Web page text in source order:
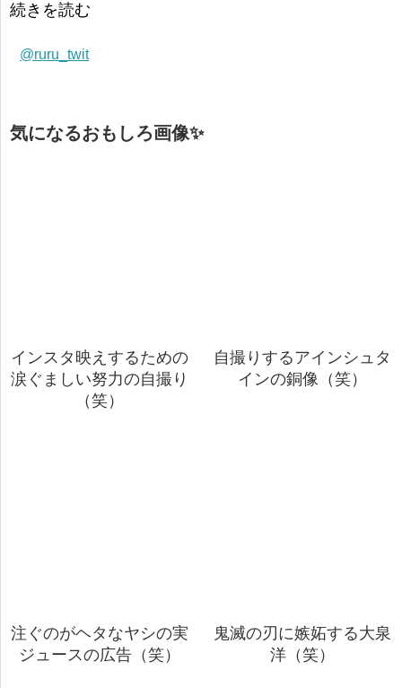
続きを読む
@ruru_twit
気になるおもしろ画像✨
インスタ映えするための
涙ぐましい努力の自撮り
（笑）
自撮りするアインシュタ
インの銅像（笑）
注ぐのがヘタなヤシの実
ジュースの広告（笑）
鬼滅の刃に嫉妬する大泉
洋（笑）